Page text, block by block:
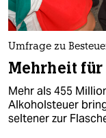
Umfrage zu
Mehrheit
Mehr als 455
Alkoholsteuer
seltener zur